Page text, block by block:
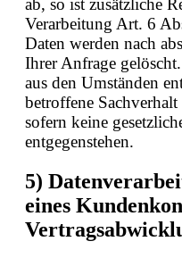
ab, so ist zusätzliche
Verarbeitung Art. 6
Daten werden nach
Ihrer Anfrage
aus den Umständen
betroffene
sofern keine
entgegenstehen.
5)
eines